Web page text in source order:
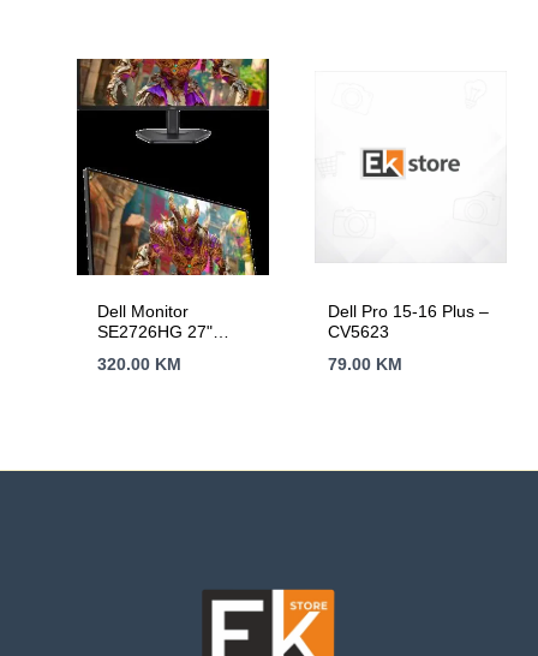
1TB M.2 PCIe,
GeForce RTX 5060
8GB GDDR7, Wi-Fi
7, FHD Cam, 2x USB
(THB4/3.2), HDMI,
RJ45, RGB US KB,
96 Whr, W11Pro, 3Yr
Dell Monitor
SE2726HG 27"
240Hz, IPS, 16:9,
3.5mm Audio Out,
320.00 KM
Dell Pro 15-16 Plus –
CV5623
79.00 KM